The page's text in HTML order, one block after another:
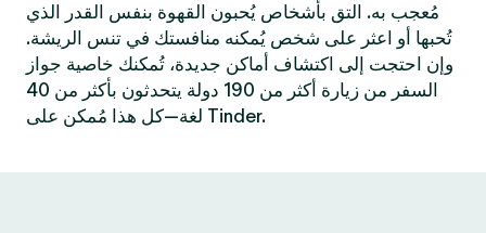
مُعجب به. التق بأشخاص يُحبون القهوة بنفس القدر الذي
تُحبها أو اعثر على شخص يُمكنه منافستك في تنس الريشة.
وإن احتجت إلى اكتشاف أماكن جديدة، تُمكنك خاصية جواز
السفر من زيارة أكثر من 190 دولة يتحدثون بأكثر من 40
لغة—كل هذا مُمكن على Tinder.